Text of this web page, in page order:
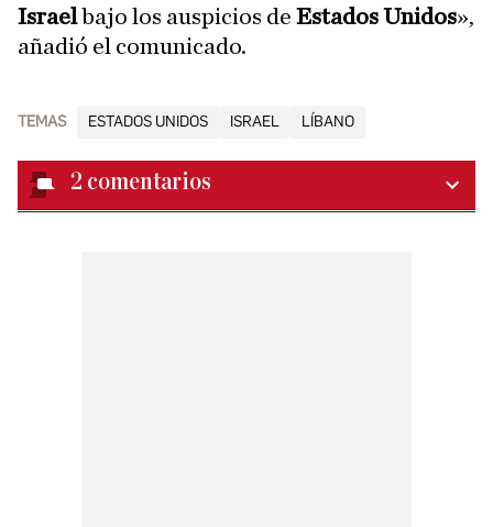
Israelbajo los auspicios de Estados Unidos»,
añadió el comunicado.
TEMAS ESTADOS UNIDOS ISRAEL LÍBANO
2 comentarios